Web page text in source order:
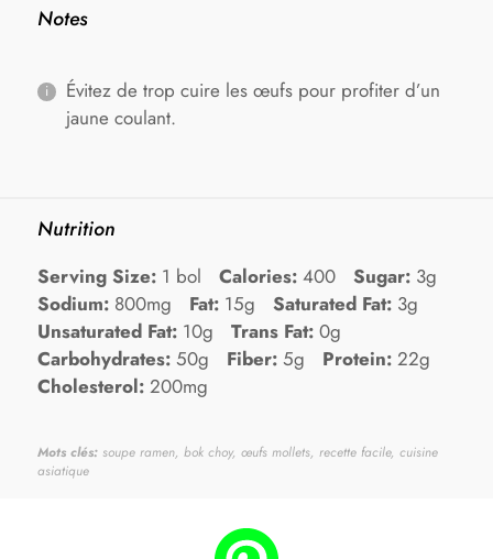
Notes
Évitez de trop cuire les œufs pour profiter d’un
jaune coulant.
Nutrition
Serving Size: 1 bol Calories: 400 Sugar: 3g
Sodium: 800mg Fat: 15g Saturated Fat: 3g
Unsaturated Fat: 10g Trans Fat: 0g
Carbohydrates: 50g Fiber: 5g Protein: 22g
Cholesterol: 200mg
Mots clés: soupe ramen, bok choy, œufs mollets, recette facile, cuisine
asiatique